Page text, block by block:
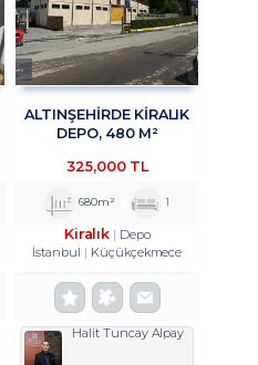
ALTINŞEHIRDE KIRALIK
DEPO, 480 M²
TROYKADAN
325,000 TL
680m² 1
Kiralık
Depo
İstanbul
Küçükçekmece
Halit Tuncay Alpay